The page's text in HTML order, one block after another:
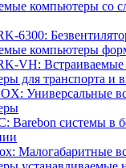
компьютеры со
6300:
компьютеры
VH: Встраиваемые
для транспорта и
Универсальные
Barebon системы в
Малогабаритные